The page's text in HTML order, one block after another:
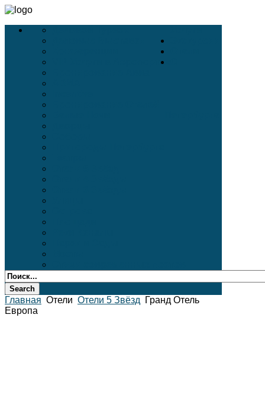
VIP-Услуги в Аэропортах
Главная Отели Отели 5 Звёзд
Гранд Отель
Европа